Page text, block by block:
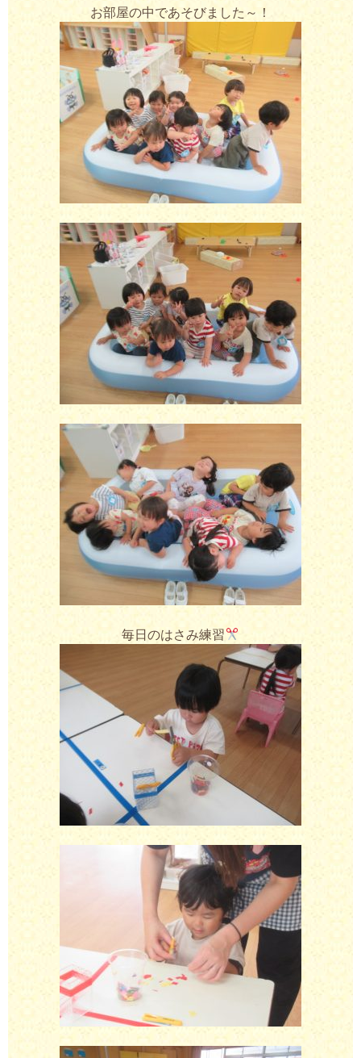
お部屋の中であそびました～！
毎日のはさみ練習